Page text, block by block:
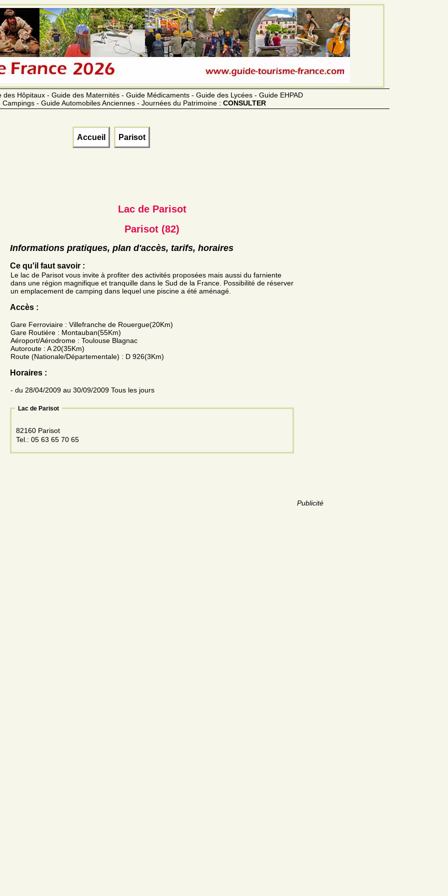
Hôpitaux - Guide des Maternités - Guide Médicaments - Guide des Lycées - Guide EHPAD
- Guide Automobiles Anciennes - Journées du Patrimoine : CONSULTER
Accueil Parisot
Publicité
Lac de Parisot
Parisot (82)
Informations pratiques, plan d'accès, tarifs, horaires
Ce qu'il faut savoir :
Le lac de Parisot vous invite à profiter des activités proposées mais aussi du farniente
dans une région magnifique et tranquille dans le Sud de la France. Possibilité de réserver
un emplacement de camping dans lequel une piscine a été aménagé.
Accès :
Gare Ferroviaire : Villefranche de Rouergue(20Km)
Gare Routière : Montauban(55Km)
Aéroport/Aérodrome : Toulouse Blagnac
Autoroute : A 20(35Km)
Route (Nationale/Départementale) : D 926(3Km)
Horaires :
- du 28/04/2009 au 30/09/2009 Tous les jours
Lac de Parisot
82160 Parisot
Tel.: 05 63 65 70 65